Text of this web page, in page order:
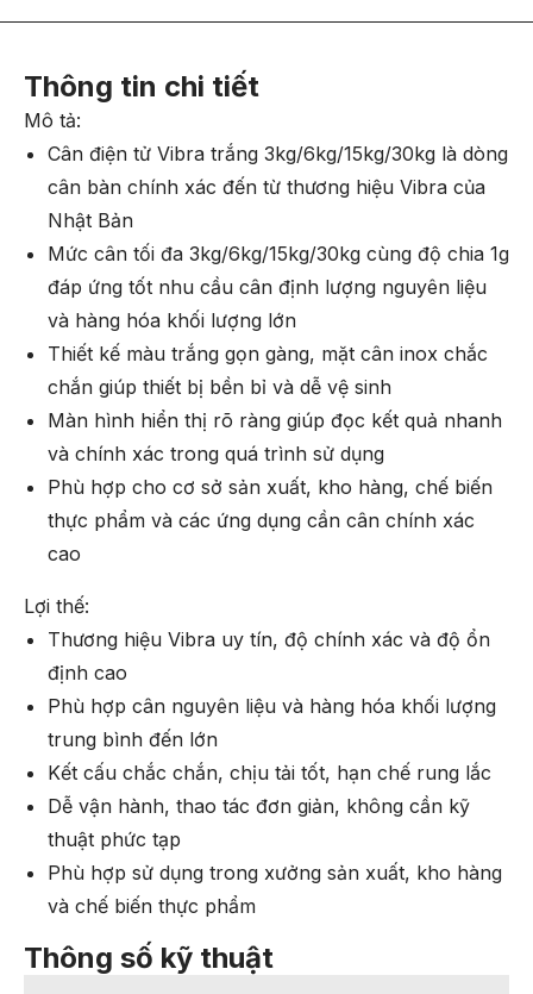
Thông tin chi tiết
Mô tả:
Cân điện tử Vibra trắng 3kg/6kg/15kg/30kg là dòng
cân bàn chính xác đến từ thương hiệu Vibra của
Nhật Bản
Mức cân tối đa 3kg/6kg/15kg/30kg cùng độ chia 1g
đáp ứng tốt nhu cầu cân định lượng nguyên liệu
và hàng hóa khối lượng lớn
Thiết kế màu trắng gọn gàng, mặt cân inox chắc
chắn giúp thiết bị bền bỉ và dễ vệ sinh
Màn hình hiển thị rõ ràng giúp đọc kết quả nhanh
và chính xác trong quá trình sử dụng
Phù hợp cho cơ sở sản xuất, kho hàng, chế biến
thực phẩm và các ứng dụng cần cân chính xác
cao
Lợi thế:
Thương hiệu Vibra uy tín, độ chính xác và độ ổn
định cao
Phù hợp cân nguyên liệu và hàng hóa khối lượng
trung bình đến lớn
Kết cấu chắc chắn, chịu tải tốt, hạn chế rung lắc
Dễ vận hành, thao tác đơn giản, không cần kỹ
thuật phức tạp
Phù hợp sử dụng trong xưởng sản xuất, kho hàng
và chế biến thực phẩm
Thông số kỹ thuật